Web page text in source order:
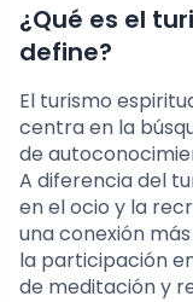
¿Qué es el
define?
El turismo
centra en la
de
A diferencia del
en el ocio y la
una conexión
la participación
de meditación y